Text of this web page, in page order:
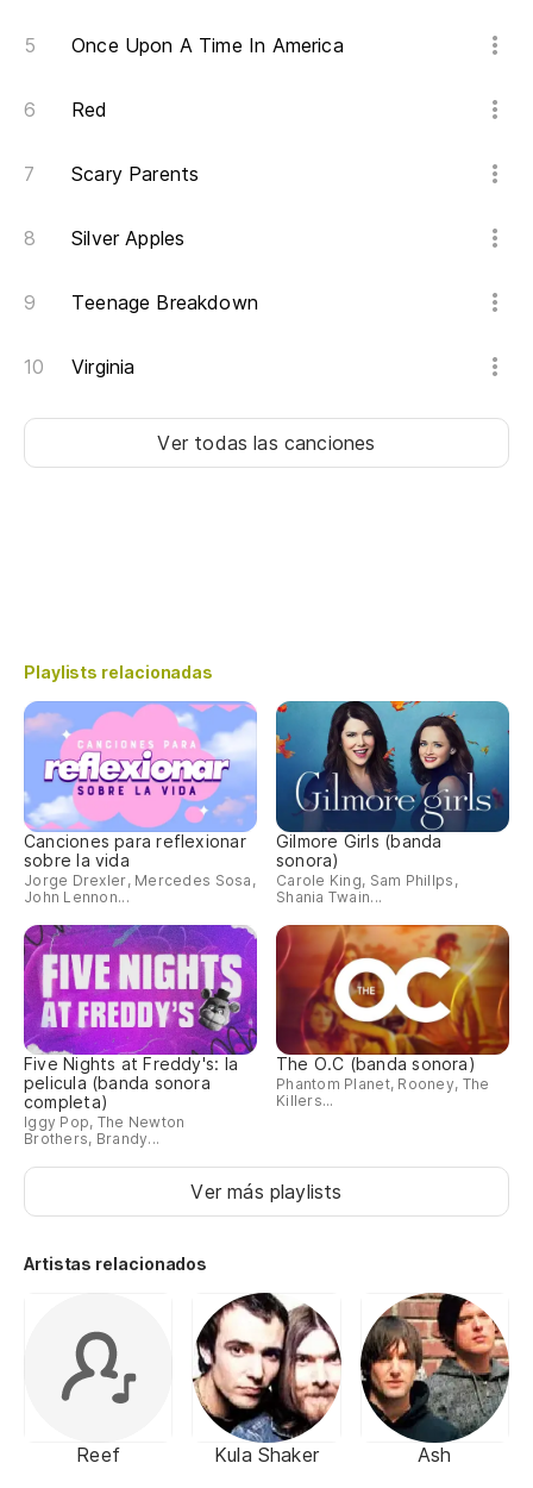
Once Upon A Time In America
Red
Scary Parents
Silver Apples
Teenage Breakdown
Virginia
Ver todas las canciones
Playlists relacionadas
Canciones para reflexionar
sobre la vida
Jorge Drexler, Mercedes Sosa,
John Lennon...
Gilmore Girls (banda
sonora)
Carole King, Sam Phillps,
Shania Twain...
Five Nights at Freddy's: la
pelicula (banda sonora
completa)
Iggy Pop, The Newton
Brothers, Brandy...
The O.C (banda sonora)
Phantom Planet, Rooney, The
Killers...
Ver más playlists
Artistas relacionados
Reef Kula Shaker Ash